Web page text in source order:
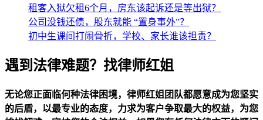
租客入狱欠租6个月，房东该起诉还是等出狱？
公司没钱还债，股东就能 “置身事外”？
初中生课间打闹骨折，学校、家长谁该担责？
遇到法律难题？找律师红姐
无论您正面临何种法律困境，律师红姐团队都愿意成为您坚实
的后盾，以最专业的态度，力求为客户争取最大的权益，为您